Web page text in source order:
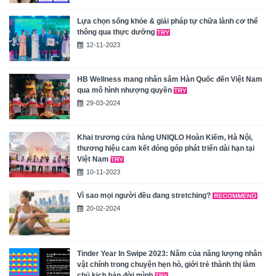
Lựa chọn sống khỏe & giải pháp tự chữa lành cơ thể
thông qua thực dưỡng
12-11-2023
HB Wellness mang nhân sâm Hàn Quốc đến Việt Nam
qua mô hình nhượng quyền
29-03-2024
Khai trương cửa hàng UNIQLO Hoàn Kiếm, Hà Nội,
thương hiệu cam kết đóng góp phát triển dài hạn tại
Việt Nam
10-11-2023
Vì sao mọi người đều đang stretching?
20-02-2024
Tinder Year In Swipe 2023: Năm của năng lượng nhân
vật chính trong chuyện hẹn hò, giới trẻ thành thị làm